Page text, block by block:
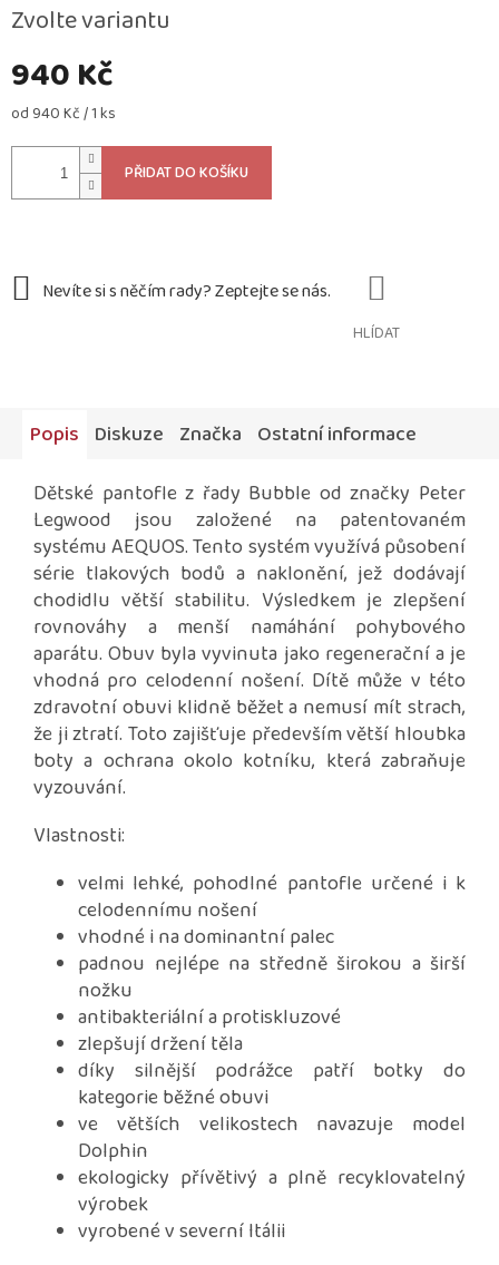
940 Kč
Měrná
od 940 Kč / 1 ks
Zvolte variantu
PŘIDAT DO KOŠÍKU
HLÍDAT
Popis Diskuze Značka Ostatní informace
Dětské pantofle z řady Bubble od značky Peter
Legwood jsou založené na patentovaném
systému AEQUOS. Tento systém využívá působení
série tlakových bodů a naklonění, jež dodávají
chodidlu větší stabilitu. Výsledkem je zlepšení
rovnováhy a menší namáhání pohybového
aparátu. Obuv byla vyvinuta jako regenerační a je
vhodná pro celodenní nošení. Dítě může v této
zdravotní obuvi klidně běžet a nemusí mít strach,
že ji ztratí. Toto zajišťuje především větší hloubka
boty a ochrana okolo kotníku, která zabraňuje
vyzouvání.
Vlastnosti:
velmi lehké, pohodlné pantofle určené i k
celodennímu nošení
vhodné i na dominantní palec
padnou nejlépe na středně širokou a širší
nožku
antibakteriální a protiskluzové
zlepšují držení těla
díky silnější podrážce patří botky do
kategorie běžné obuvi
ve větších velikostech navazuje model
Dolphin
ekologicky přívětivý a plně recyklovatelný
výrobek
vyrobené v severní Itálii